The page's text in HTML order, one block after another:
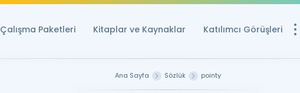
Çalışma Paketleri Kitaplar ve Kaynaklar Katılımcı Görüşleri
Ana Sayfa Sözlük pointy